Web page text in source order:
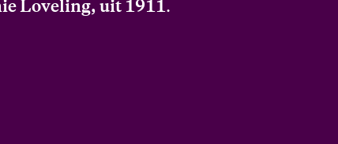
Loveling, uit 1911.